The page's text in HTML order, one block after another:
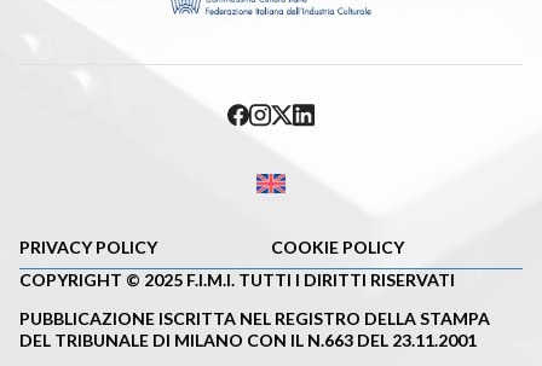
PRIVACY POLICY
COOKIE POLICY
COPYRIGHT © 2025 F.I.M.I. TUTTI I DIRITTI RISERVATI
PUBBLICAZIONE ISCRITTA NEL REGISTRO DELLA STAMPA
DEL TRIBUNALE DI MILANO CON IL N.663 DEL 23.11.2001